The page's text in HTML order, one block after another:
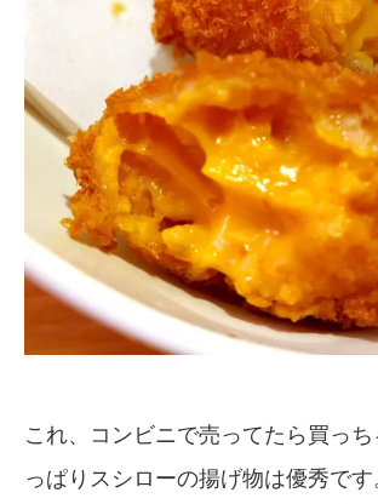
これ、コンビニで売ってたら買っ
っぱりスシローの揚げ物は優秀で